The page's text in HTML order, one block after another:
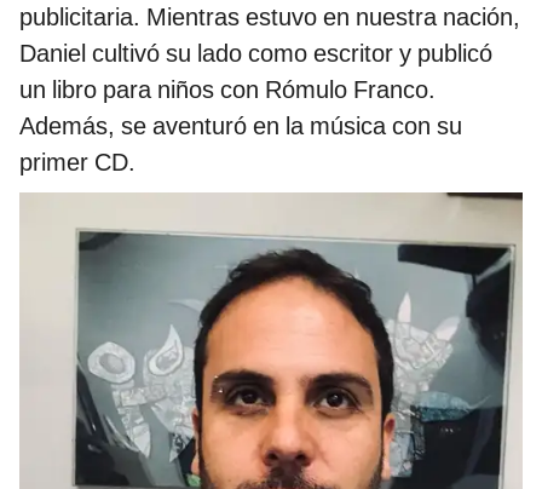
publicitaria. Mientras estuvo en nuestra nación,
Daniel cultivó su lado como escritor y publicó
un libro para niños con Rómulo Franco.
Además, se aventuró en la música con su
primer CD.